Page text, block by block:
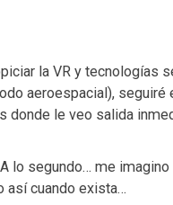
la VR y tecnologías
aeroespacial), seguiré
donde le veo salida
lo segundo… me imagino
así cuando exista…